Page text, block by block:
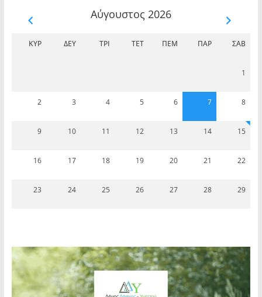
Αύγουστος 2026
ΚΥΡ ΔΕΥ ΤΡΊ ΤΕΤ ΠΈΜ ΠΑΡ ΣΆΒ
1
2 3 4 5 6 7 8
9 10 11 12 13 14 15
16 17 18 19 20 21 22
23 24 25 26 27 28 29